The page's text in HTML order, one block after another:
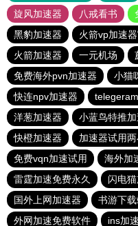
旋风加速器
八戒看书
黑豹加速器
火箭vp加速
火箭加速器
一元机场
免费海外pvn加速器
小猫
快连npv加速器
洋葱加速器
小蓝鸟特推
快橙加速器
加速器试用
免费vqn加速试用
海外加
雷霆加速免费永久
闪电
国外上网加速器
书游下
外网加速免费软件
ins加